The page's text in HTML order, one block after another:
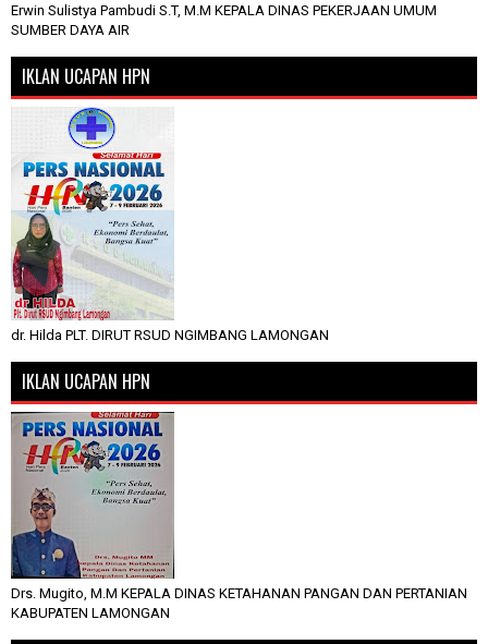
Erwin Sulistya Pambudi S.T, M.M KEPALA DINAS PEKERJAAN UMUM
SUMBER DAYA AIR
IKLAN UCAPAN HPN
dr. Hilda PLT. DIRUT RSUD NGIMBANG LAMONGAN
IKLAN UCAPAN HPN
Drs. Mugito, M.M KEPALA DINAS KETAHANAN PANGAN DAN PERTANIAN
KABUPATEN LAMONGAN